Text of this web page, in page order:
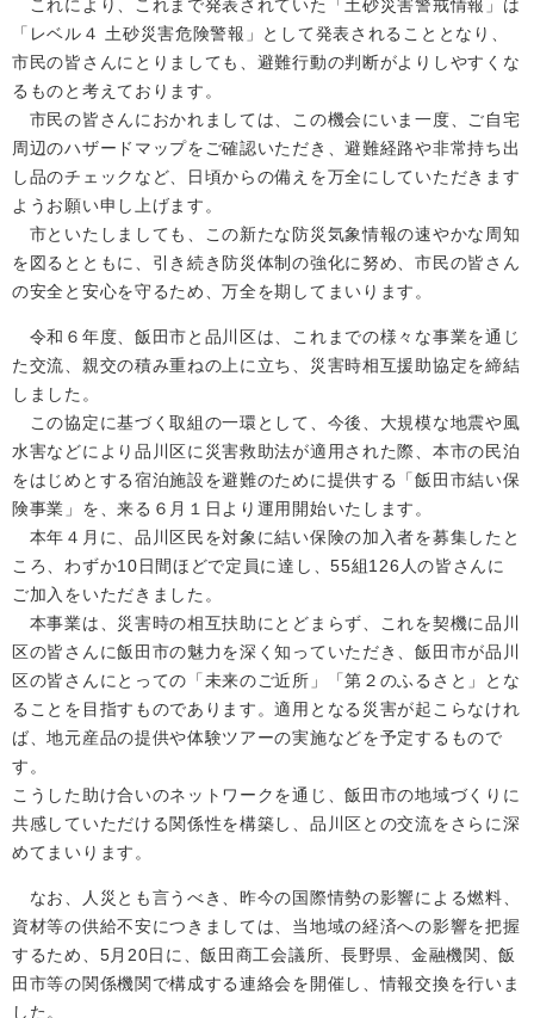
これにより、これまで発表されていた「土砂災害警戒情報」は
「レベル４ 土砂災害危険警報」として発表されることとなり、
市民の皆さんにとりましても、避難行動の判断がよりしやすくな
るものと考えております。
市民の皆さんにおかれましては、この機会にいま一度、ご自宅
周辺のハザードマップをご確認いただき、避難経路や非常持ち出
し品のチェックなど、日頃からの備えを万全にしていただきます
ようお願い申し上げます。
市といたしましても、この新たな防災気象情報の速やかな周知
を図るとともに、引き続き防災体制の強化に努め、市民の皆さん
の安全と安心を守るため、万全を期してまいります。
令和６年度、飯田市と品川区は、これまでの様々な事業を通じ
た交流、親交の積み重ねの上に立ち、災害時相互援助協定を締結
しました。
この協定に基づく取組の一環として、今後、大規模な地震や風
水害などにより品川区に災害救助法が適用された際、本市の民泊
をはじめとする宿泊施設を避難のために提供する「飯田市結い保
険事業」を、来る６月１日より運用開始いたします。
本年４月に、品川区民を対象に結い保険の加入者を募集したと
ころ、わずか10日間ほどで定員に達し、55組126人の皆さんに
ご加入をいただきました。
本事業は、災害時の相互扶助にとどまらず、これを契機に品川
区の皆さんに飯田市の魅力を深く知っていただき、飯田市が品川
区の皆さんにとっての「未来のご近所」「第２のふるさと」とな
ることを目指すものであります。適用となる災害が起こらなけれ
ば、地元産品の提供や体験ツアーの実施などを予定するもので
す。
こうした助け合いのネットワークを通じ、飯田市の地域づくりに
共感していただける関係性を構築し、品川区との交流をさらに深
めてまいります。
なお、人災とも言うべき、昨今の国際情勢の影響による燃料、
資材等の供給不安につきましては、当地域の経済への影響を把握
するため、5月20日に、飯田商工会議所、長野県、金融機関、飯
田市等の関係機関で構成する連絡会を開催し、情報交換を行いま
した。